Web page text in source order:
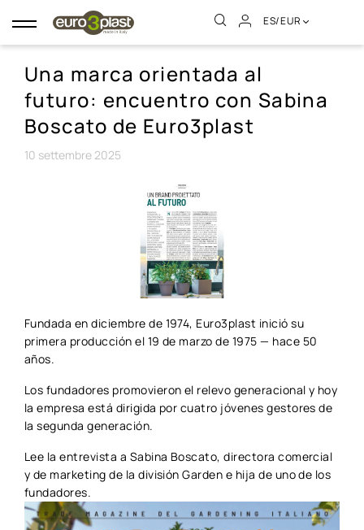
Navegación
de
ES/EUR
Una marca orientada al
futuro: encuentro con Sabina
Boscato de Euro3plast
10 settembre 2025
Fundada en diciembre de 1974, Euro3plast inició su
primera producción el 19 de marzo de 1975 — hace 50
años.
Los fundadores promovieron el relevo generacional y hoy
la empresa está dirigida por cuatro jóvenes gestores de
la segunda generación.
Lee la entrevista a Sabina Boscato, directora comercial
y de marketing de la división Garden e hija de uno de los
fundadores.